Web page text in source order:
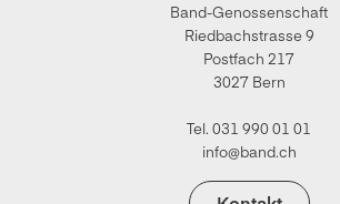
Band-Genossenschaft
Riedbachstrasse 9
Postfach 217
3027 Bern
Tel. 031 990 01 01
info@band.ch